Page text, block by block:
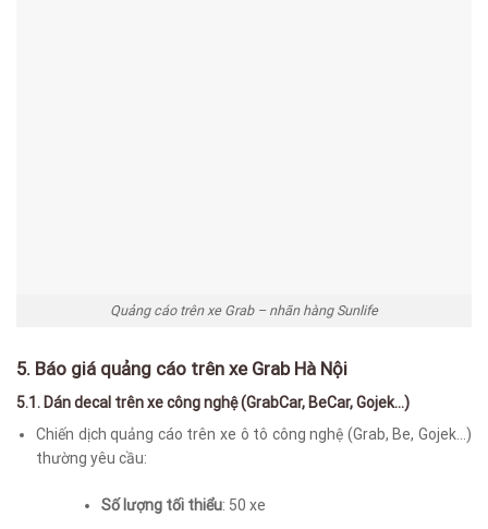
Quảng cáo trên xe Grab – nhãn hàng Sunlife
5. Báo giá quảng cáo trên xe Grab Hà Nội
5.1. Dán decal trên xe công nghệ (GrabCar, BeCar, Gojek…)
Chiến dịch quảng cáo trên xe ô tô công nghệ (Grab, Be, Gojek…)
thường yêu cầu:
Số lượng tối thiểu: 50 xe